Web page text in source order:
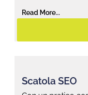
Read More...
Scatola SEO